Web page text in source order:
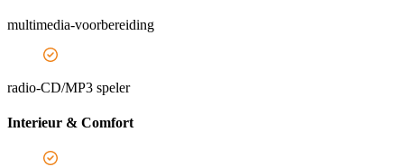
multimedia-voorbereiding
radio-CD/MP3 speler
Interieur & Comfort